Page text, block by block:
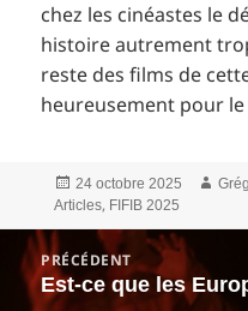
chez les cinéastes le
histoire autrement
reste des films de
heureusement pour
Publié
le
24 octobre 2025
Articles, FIFIB 2025
Navigation
l’article
PRÉCÉDENT
Article
Est-ce que les